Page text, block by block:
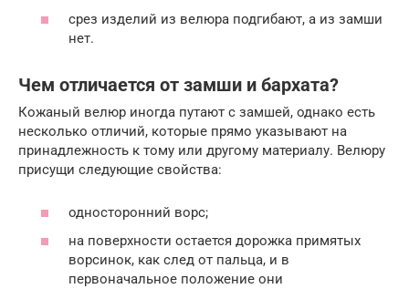
срез изделий из велюра подгибают, а из замши
нет.
Чем отличается от замши и бархата?
Кожаный велюр иногда путают с замшей, однако есть
несколько отличий, которые прямо указывают на
принадлежность к тому или другому материалу. Велюру
присущи следующие свойства:
односторонний ворс;
на поверхности остается дорожка примятых
ворсинок, как след от пальца, и в
первоначальное положение они